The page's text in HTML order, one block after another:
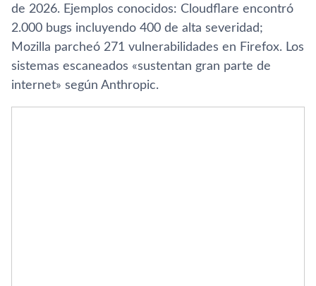
de 2026. Ejemplos conocidos: Cloudflare encontró
2.000 bugs incluyendo 400 de alta severidad;
Mozilla parcheó 271 vulnerabilidades en Firefox. Los
sistemas escaneados «sustentan gran parte de
internet» según Anthropic.